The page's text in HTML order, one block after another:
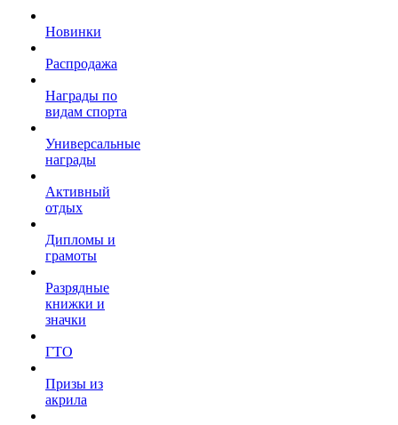
Новинки
Распродажа
Награды по
видам спорта
Универсальные
награды
Активный
отдых
Дипломы и
грамоты
Разрядные
книжки и
значки
ГТО
Призы из
акрила